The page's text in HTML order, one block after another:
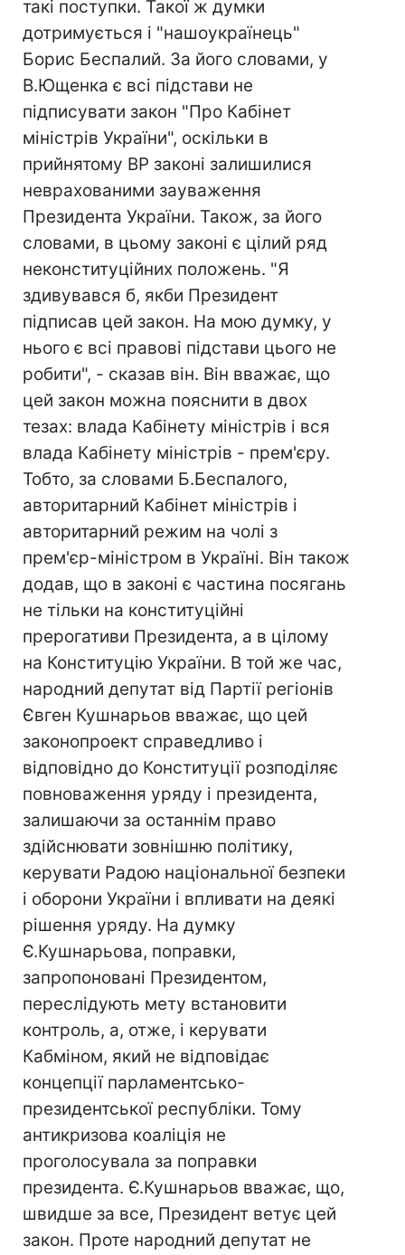
такі поступки. Такої ж думки
дотримується і "нашоукраїнець"
Борис Беспалий. За його словами, у
В.Ющенка є всі підстави не
підписувати закон "Про Кабінет
міністрів України", оскільки в
прийнятому ВР законі залишилися
неврахованими зауваження
Президента України. Також, за його
словами, в цьому законі є цілий ряд
неконституційних положень. "Я
здивувався б, якби Президент
підписав цей закон. На мою думку, у
нього є всі правові підстави цього не
робити", - сказав він. Він вважає, що
цей закон можна пояснити в двох
тезах: влада Кабінету міністрів і вся
влада Кабінету міністрів - прем'єру.
Тобто, за словами Б.Беспалого,
авторитарний Кабінет міністрів і
авторитарний режим на чолі з
прем'єр-міністром в Україні. Він також
додав, що в законі є частина посягань
не тільки на конституційні
прерогативи Президента, а в цілому
на Конституцію України. В той же час,
народний депутат від Партії регіонів
Євген Кушнарьов вважає, що цей
законопроект справедливо і
відповідно до Конституції розподіляє
повноваження уряду і президента,
залишаючи за останнім право
здійснювати зовнішню політику,
керувати Радою національної безпеки
і оборони України і впливати на деякі
рішення уряду. На думку
Є.Кушнарьова, поправки,
запропоновані Президентом,
переслідують мету встановити
контроль, а, отже, і керувати
Кабміном, який не відповідає
концепції парламентсько-
президентської республіки. Тому
антикризова коаліція не
проголосувала за поправки
президента. Є.Кушнарьов вважає, що,
швидше за все, Президент ветує цей
закон. Проте народний депутат не